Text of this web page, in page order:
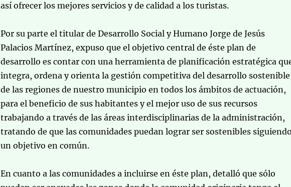
así ofrecer los mejores servicios y de calidad a los turistas.
Por su parte el titular de Desarrollo Social y Humano Jorge de Jesús
Palacios Martínez, expuso que el objetivo central de éste plan de
desarrollo es contar con una herramienta de planificación estratégica
integra, ordena y orienta la gestión competitiva del desarrollo sostenible
de las regiones de nuestro municipio en todos los ámbitos de actuación,
para el beneficio de sus habitantes y el mejor uso de sus recursos
trabajando a través de las áreas interdisciplinarias de la administración,
tratando de que las comunidades puedan lograr ser sostenibles
un objetivo en común.
En cuanto a las comunidades a incluirse en éste plan, detalló que sólo